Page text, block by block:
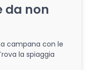
da non
campana con le
la spiaggia